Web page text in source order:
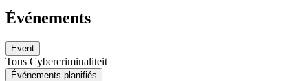
Événements
Event
Tous Cybercriminaliteit
Événements planifiés